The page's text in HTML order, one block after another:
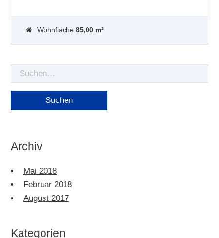
Wohnfläche 85,00 m²
Suche
nach
Archiv
Mai 2018
Februar 2018
August 2017
Kategorien